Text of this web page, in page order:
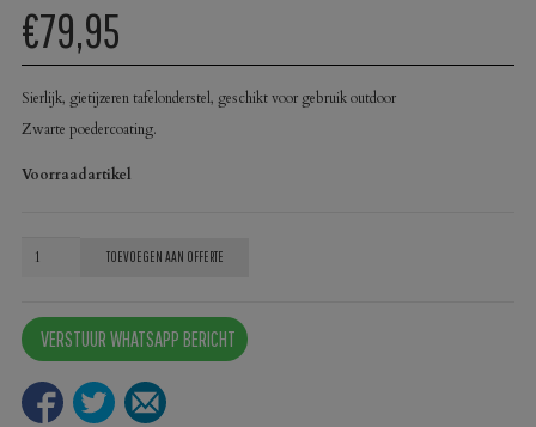
€79,95
Sierlijk, gietijzeren tafelonderstel, geschikt voor gebruik outdoor
Zwarte poedercoating.
Voorraadartikel
Onderstel
dubbel
aantal
TOEVOEGEN AAN OFFERTE
VERSTUUR WHATSAPP BERICHT